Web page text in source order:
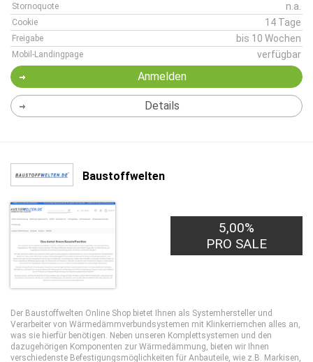
Stornoquote n.a.
Cookie 14 Tage
Freigabe bis 10 Wochen
Mobil-Landingpage verfügbar
Anmelden
Details
Baustoffwelten
5,00%
PRO SALE
Der Baustoffwelten Online Shop bietet Ihnen als Systemhersteller und
Verarbeiter von Wärmedämmverbundsystemen mit Klinkerriemchen alles an,
was sie hierfür benötigen. Neben unseren Komplettsystemen und den
dazugehörigen Komponenten zur Wärmedämmung, bieten wir Ihnen
verschiedenste Befestigungsmöglichkeiten für Anbauteile, wie z.B. Markisen,